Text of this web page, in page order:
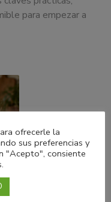
para empezar a
ofrecerle la
sus preferencias y
"Acepto", consiente